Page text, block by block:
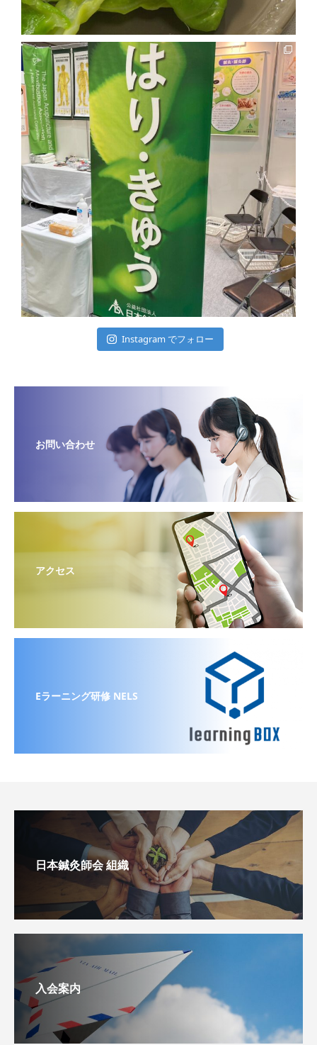
Instagram でフォロー
お問い合わせ
アクセス
Eラーニング研修 NELS
日本鍼灸師会 組織
入会案内